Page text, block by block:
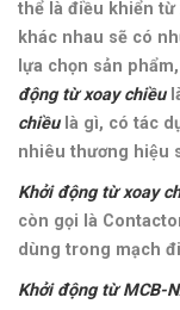
thể là điều khiển từ
khác nhau sẽ có
lựa chọn sản
động từ xoay chiều
chiềulà gì, có tác
nhiêu thương hiệu
Khởi động từ xoay
còn gọi là
dùng trong mạch
Khởi động từMCB-